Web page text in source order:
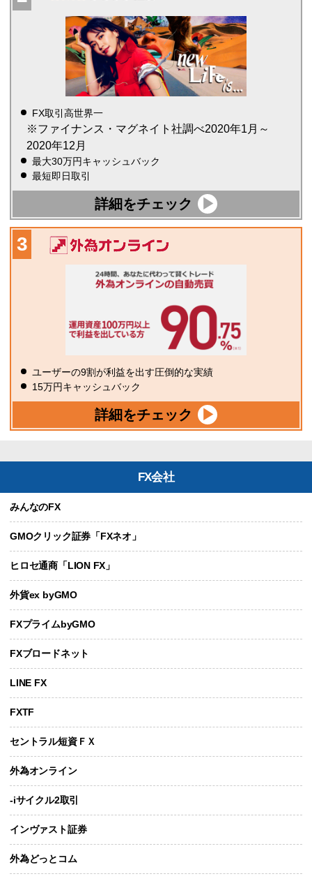
FX取引高世界一
※ファイナンス・マグネイト社調べ2020年1月～
2020年12月
最大30万円キャッシュバック
最短即日取引
詳細をチェック
ユーザーの9割が利益を出す圧倒的な実績
15万円キャッシュバック
詳細をチェック
FX会社
みんなのFX
GMOクリック証券「FXネオ」
ヒロセ通商「LION FX」
外貨ex byGMO
FXプライムbyGMO
FXブロードネット
LINE FX
FXTF
セントラル短資ＦＸ
外為オンライン
-iサイクル2取引
インヴァスト証券
外為どっとコム